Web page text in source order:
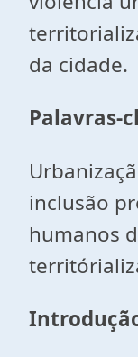
da cidade.
Palavras-
inclusão
humanos